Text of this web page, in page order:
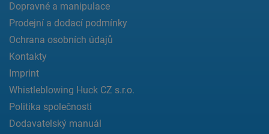
Dopravné a manipulace
Prodejní a dodací podmínky
Ochrana osobních údajů
Kontakty
Imprint
Whistleblowing Huck CZ s.r.o.
Politika společnosti
Dodavatelský manuál